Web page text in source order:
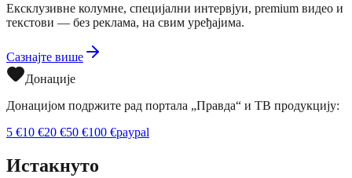
Ексклузивне колумне, специјални интервјуи, premium видео и
текстови — без реклама, на свим уређајима.
Сазнајте више
Донације
Донацијом подржите рад портала „Правда“ и ТВ продукцију:
5 €10 €20 €50 €100 €paypal
Истакнуто